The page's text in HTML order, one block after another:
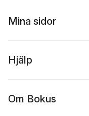
Mina sidor
Hjälp
Om Bokus